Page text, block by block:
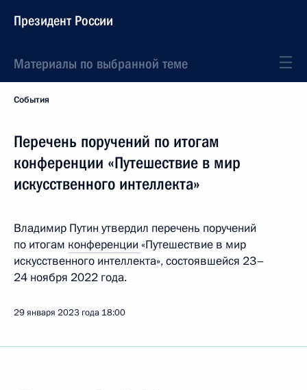
Президент России
Материалы по выбранной теме
События
Перечень поручений по итогам
конференции «Путешествие в мир
искусственного интеллекта»
Владимир Путин утвердил перечень поручений
по итогам конференции «Путешествие в мир
искусственного интеллекта», состоявшейся 23–
24 ноября 2022 года.
29 января 2023 года 18:00